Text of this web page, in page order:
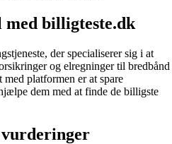
billigteste.dk
der specialiserer sig i at
og elregninger til bredbånd
platformen er at spare
dem med at finde de billigste